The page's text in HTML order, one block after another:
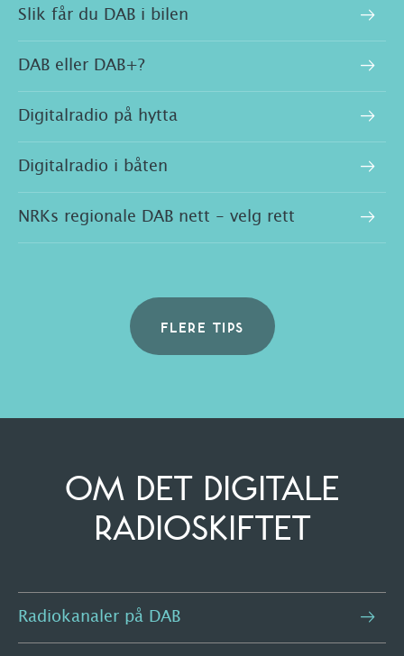
Slik får du DAB i bilen
DAB eller DAB+?
Digitalradio på hytta
Digitalradio i båten
NRKs regionale DAB nett - velg rett
FLERE TIPS
OM DET DIGITALE
RADIOSKIFTET
Radiokanaler på DAB